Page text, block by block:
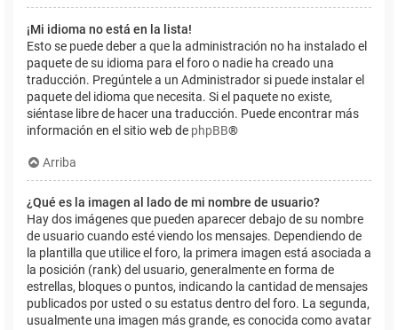
¡Mi idioma no está en la lista!
Esto se puede deber a que la administración no ha instalado el
paquete de su idioma para el foro o nadie ha creado una
traducción. Pregúntele a un Administrador si puede instalar el
paquete del idioma que necesita. Si el paquete no existe,
siéntase libre de hacer una traducción. Puede encontrar más
información en el sitio web de phpBB®
Arriba
¿Qué es la imagen al lado de mi nombre de usuario?
Hay dos imágenes que pueden aparecer debajo de su nombre
de usuario cuando esté viendo los mensajes. Dependiendo de
la plantilla que utilice el foro, la primera imagen está asociada a
la posición (rank) del usuario, generalmente en forma de
estrellas, bloques o puntos, indicando la cantidad de mensajes
publicados por usted o su estatus dentro del foro. La segunda,
usualmente una imagen más grande, es conocida como avatar